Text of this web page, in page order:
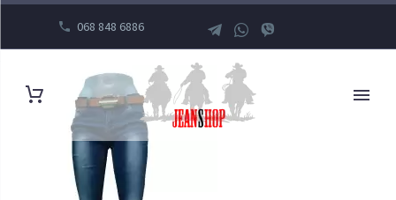
068 848 6886